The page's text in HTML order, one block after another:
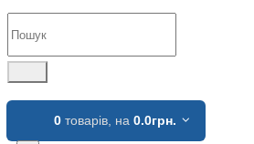
0 товарів, на 0.0грн.